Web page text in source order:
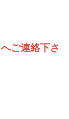
ご連絡下さ